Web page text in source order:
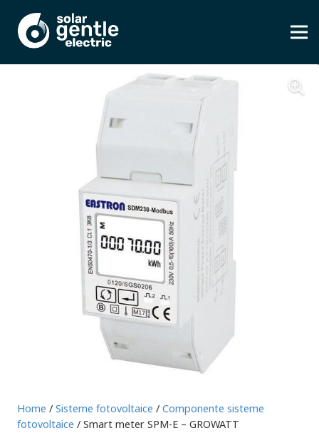
Home / Sisteme fotovoltaice / Componente sisteme
fotovoltaice / Smart meter SPM-E – GROWATT